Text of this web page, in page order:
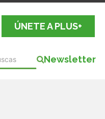
ÚNETE A PLUS+
Newsletter